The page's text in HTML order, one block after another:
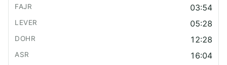
03:54
05:28
12:28
16:04